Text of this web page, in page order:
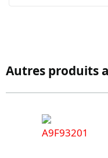
Autres produits